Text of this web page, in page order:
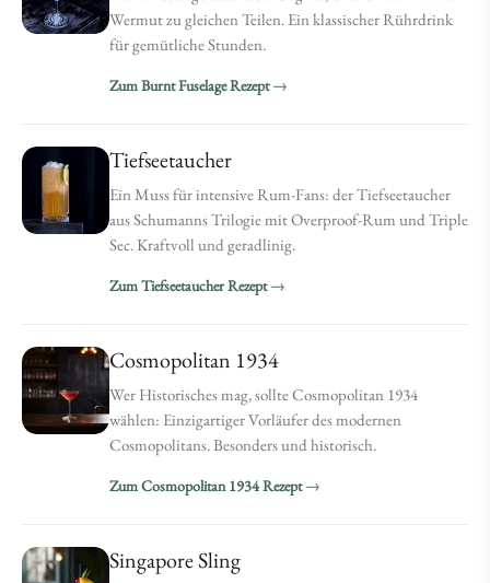
Wermut zu gleichen Teilen. Ein klassischer Rührdrink
für gemütliche Stunden.
Zum Burnt Fuselage Rezept
Tiefseetaucher
Ein Muss für intensive Rum-Fans: der Tiefseetaucher
aus Schumanns Trilogie mit Overproof-Rum und Triple
Sec. Kraftvoll und geradlinig.
Zum Tiefseetaucher Rezept
Cosmopolitan 1934
Wer Historisches mag, sollte Cosmopolitan 1934
wählen: Einzigartiger Vorläufer des modernen
Cosmopolitans. Besonders und historisch.
Zum Cosmopolitan 1934 Rezept
Singapore Sling